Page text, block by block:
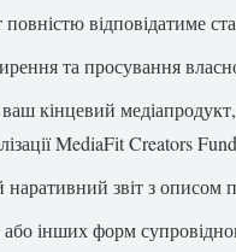
відповідатиме
та просування
кінцевий медіапродукт,
MediaFit Creators
наративний звіт з описом
інших форм